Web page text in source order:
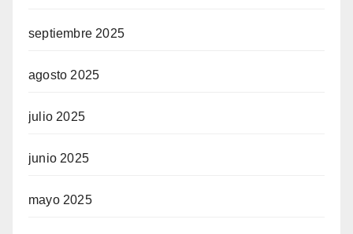
septiembre 2025
agosto 2025
julio 2025
junio 2025
mayo 2025